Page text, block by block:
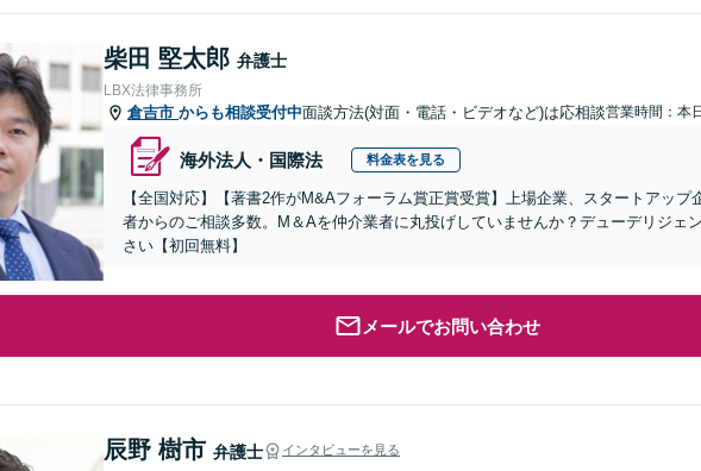
柴田 堅太郎 弁護士
LBX法律事務所
倉吉市 からも相談受付中面談方法(対面・電話・ビデオなど)は応相談営業時間：本
海外法人・国際法 料金表を見る
【全国対応】【著書2作がM&Aフォーラム賞正賞受賞】上場企業、スタートアッ
者からのご相談多数。M＆Aを仲介業者に丸投げしていませんか？デューデリジェ
さい【初回無料】
メールでお問い合わせ
辰野 樹市 弁護士 インタビューを見る